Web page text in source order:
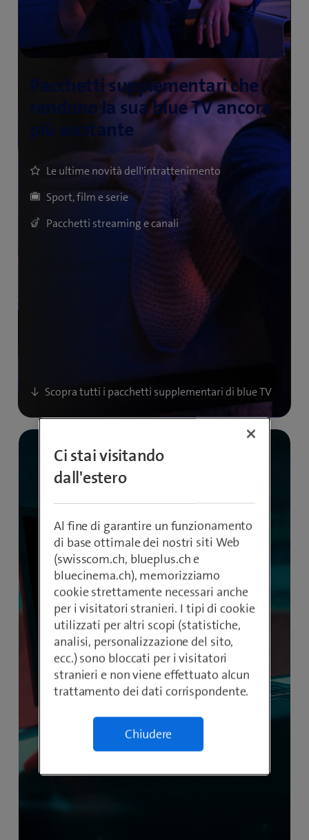
Le ultime novità dell'intrattenimento
Sport, film e serie
Pacchetti streaming e canali
Ci stai visitando
dall'estero
Al fine di garantire un funzionamento
di base ottimale dei nostri siti Web
(swisscom.ch, blueplus.ch e
bluecinema.ch), memorizziamo
cookie strettamente necessari anche
per i visitatori stranieri. I tipi di cookie
utilizzati per altri scopi (statistiche,
analisi, personalizzazione del sito,
ecc.) sono bloccati per i visitatori
stranieri e non viene effettuato alcun
trattamento dei dati corrispondente.
Chiudere